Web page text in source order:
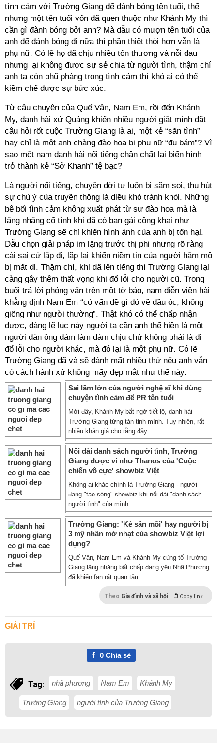
tình cảm với Trường Giang để đánh bóng tên tuổi, thế
nhưng một tên tuổi vốn đã quen thuộc như Khánh My thì
cần gì đành bóng bởi anh? Mà dẫu có mượn tên tuổi của
anh để đánh bóng đi nữa thì phần thiệt thòi hơn vẫn là
phụ nữ. Có lẽ họ đã chịu nhiều tổn thương và nỗi đau
nhưng lại không được sự sẻ chia từ người tình, thậm chí
anh ta còn phũ phàng trong tình cảm thì khó ai có thể
kiềm chế được sự bức xúc.
Từ câu chuyện của Quế Vân, Nam Em, rồi đến Khánh
My, danh hài xứ Quảng khiến nhiều người giật mình đặt
câu hỏi rốt cuộc Trường Giang là ai, một kẻ “săn tình”
hay chỉ là một anh chàng đào hoa bị phụ nữ “đu bám”? Vì
sao một nam danh hài nổi tiếng chân chất lại biến hình
trở thành kẻ “Sở Khanh” tệ bạc?
Là người nổi tiếng, chuyện đời tư luôn bị săm soi, thu hút
sự chú ý của truyền thông là điều khó tránh khỏi. Những
bê bối tình cảm không xuất phát từ sự đào hoa mà là
lăng nhăng cố tình khi đã có bạn gái công khai như
Trường Giang sẽ chỉ khiến hình ảnh của anh bị tổn hại.
Dẫu chọn giải pháp im lặng trước thị phi nhưng rõ ràng
cái sai cứ lặp đi, lặp lại khiến niềm tin của người hâm mộ
bị mất đi. Thậm chí, khi đã lên tiếng thì Trường Giang lại
càng gây thêm thất vọng khi đổ lỗi cho người cũ. Trong
buổi trả lời phỏng vấn trên một tờ báo, nam diễn viên hài
khẳng định Nam Em “có vấn đề gì đó về đầu óc, không
giống như người thường”. Thật khó có thể chấp nhận
được, đáng lẽ lúc này người ta cần anh thể hiện là một
người đàn ông dám làm dám chịu chứ không phải là đi
đổ lỗi cho người khác, mà đó lại là một phụ nữ. Có lẽ
Trường Giang đã và sẽ đánh mất nhiều thứ nếu anh vẫn
có cách hành xử không mấy đẹp mắt như thế này.
Sai lầm lớn của người nghệ sĩ khi dùng
chuyện tình cảm để PR tên tuổi
Mới đây, Khánh My bất ngờ tiết lộ, danh hài
Trường Giang từng tán tỉnh mình. Tuy nhiên, rất
nhiều khán giả cho rằng đây ...
Nối dài danh sách người tình, Trường
Giang được ví như Thanos của 'Cuộc
chiến vô cực' showbiz Việt
Không ai khác chính là Trường Giang - người
đang "tạo sóng" showbiz khi nối dài "danh sách
người tình" của mình.
Trường Giang: 'Kẻ săn mồi' hay người bị
3 mỹ nhân mờ nhạt của showbiz Việt lợi
dụng?
Quế Vân, Nam Em và Khánh My cùng tố Trường
Giang lăng nhăng bất chấp đang yêu Nhã Phương
đã khiến fan rất quan tâm. ...
Theo Gia đình và xã hội Copy link
GIẢI TRÍ
0Chia sẻ
Tag: nhã phương Nam Em Khánh My
Trường Giang người tình của Trường Giang